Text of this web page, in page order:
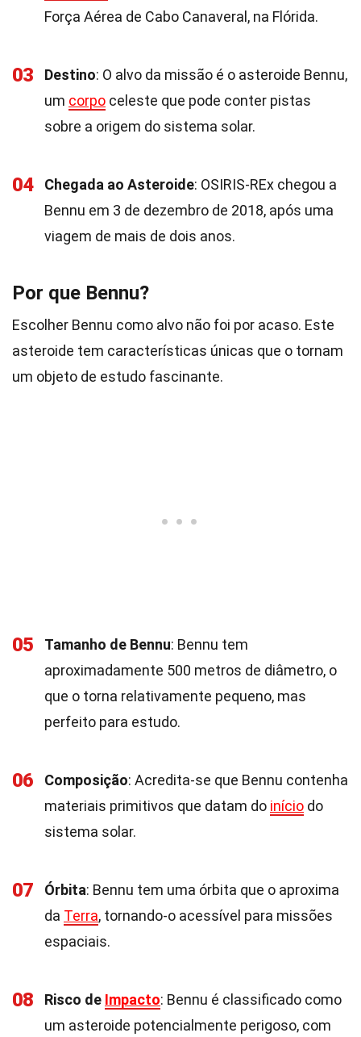
Força Aérea de Cabo Canaveral, na Flórida.
03 Destino: O alvo da missão é o asteroide Bennu,
um corpo celeste que pode conter pistas
sobre a origem do sistema solar.
04 Chegada ao Asteroide: OSIRIS-REx chegou a
Bennu em 3 de dezembro de 2018, após uma
viagem de mais de dois anos.
Por que Bennu?
Escolher Bennu como alvo não foi por acaso. Este
asteroide tem características únicas que o tornam
um objeto de estudo fascinante.
05 Tamanho de Bennu: Bennu tem
aproximadamente 500 metros de diâmetro, o
que o torna relativamente pequeno, mas
perfeito para estudo.
06 Composição: Acredita-se que Bennu contenha
materiais primitivos que datam do início do
sistema solar.
07 Órbita: Bennu tem uma órbita que o aproxima
da Terra, tornando-o acessível para missões
espaciais.
08 Risco de Impacto: Bennu é classificado como
um asteroide potencialmente perigoso, com